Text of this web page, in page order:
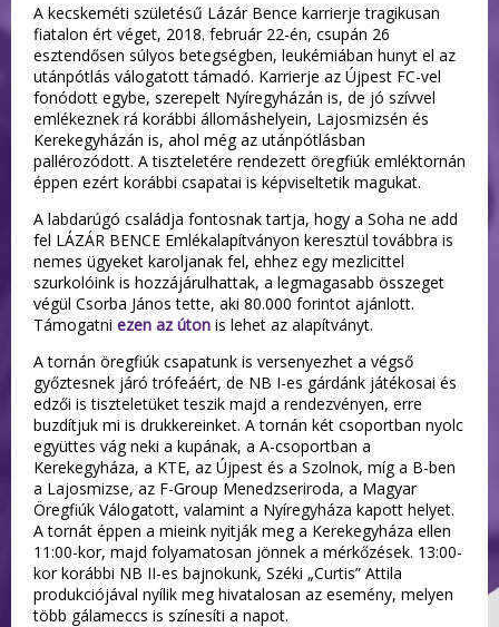
A kecskeméti születésű Lázár Bence karrierje tragikusan
fiatalon ért véget, 2018. február 22-én, csupán 26
esztendősen súlyos betegségben, leukémiában hunyt el az
utánpótlás válogatott támadó. Karrierje az Újpest FC-vel
fonódott egybe, szerepelt Nyíregyházán is, de jó szívvel
emlékeznek rá korábbi állomáshelyein, Lajosmizsén és
Kerekegyházán is, ahol még az utánpótlásban
pallérozódott. A tiszteletére rendezett öregfiúk emléktornán
éppen ezért korábbi csapatai is képviseltetik magukat.
A labdarúgó családja fontosnak tartja, hogy a Soha ne add
fel LÁZÁR BENCE Emlékalapítványon keresztül továbbra is
nemes ügyeket karoljanak fel, ehhez egy mezlicittel
szurkolóink is hozzájárulhattak, a legmagasabb összeget
végül Csorba János tette, aki 80.000 forintot ajánlott.
Támogatni ezen az úton is lehet az alapítványt.
A tornán öregfiúk csapatunk is versenyezhet a végső
győztesnek járó trófeáért, de NB I-es gárdánk játékosai és
edzői is tiszteletüket teszik majd a rendezvényen, erre
buzdítjuk mi is drukkereinket. A tornán két csoportban nyolc
együttes vág neki a kupának, a A-csoportban a
Kerekegyháza, a KTE, az Újpest és a Szolnok, míg a B-ben
a Lajosmizse, az F-Group Menedzseriroda, a Magyar
Öregfiúk Válogatott, valamint a Nyíregyháza kapott helyet.
A tornát éppen a mieink nyitják meg a Kerekegyháza ellen
11:00-kor, majd folyamatosan jönnek a mérkőzések. 13:00-
kor korábbi NB II-es bajnokunk, Széki „Curtis” Attila
produkciójával nyílik meg hivatalosan az esemény, melyen
több gálameccs is színesíti a napot.